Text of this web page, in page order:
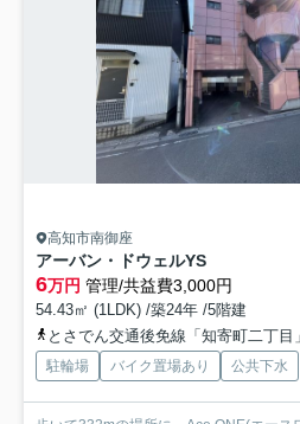
高知市南御座
アーバン・ドウェルYS
6万円 管理/共益費3,000円
54.43㎡ (1LDK) /築24年 /5階建
とさでん交通後免線「知寄町二丁目
駐輪場 バイク置場あり 公共下水